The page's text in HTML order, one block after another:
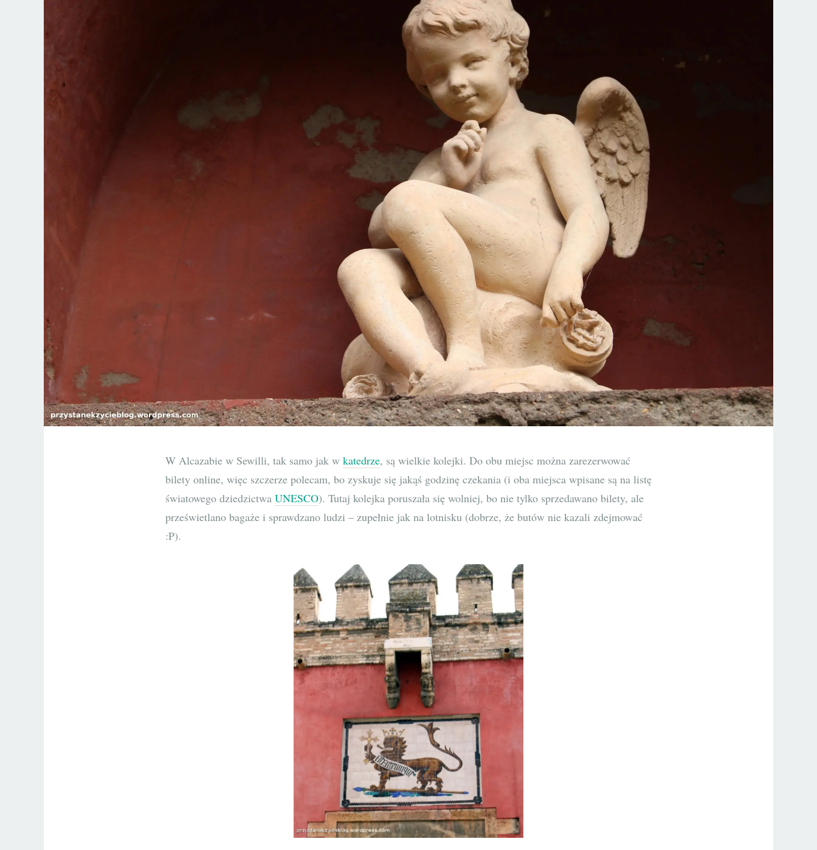
W Alcazabie w Sewilli, tak samo jak w katedrze, są wielkie kolejki. Do obu miejsc można zarezerwować
bilety online, więc szczerze polecam, bo zyskuje się jakąś godzinę czekania (i oba miejsca wpisane są na listę
światowego dziedzictwa UNESCO). Tutaj kolejka poruszała się wolniej, bo nie tylko sprzedawano bilety, ale
prześwietlano bagaże i sprawdzano ludzi – zupełnie jak na lotnisku (dobrze, że butów nie kazali zdejmować
:P).